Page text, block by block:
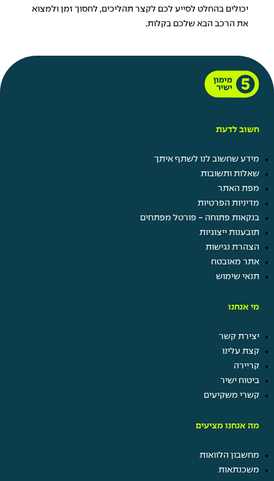
יכולים בהחלט לסייע לכם לקצר תהליכים, לחסוך זמן ולמצוא
את הרכב הבא שלכם בקלות.
חשוב לדעת
מידע שחשוב לנו לשתף איתך
שאלות ותשובות
מפת האתר
מדיניות הפרטיות
בנקאות פתוחה - פורטל מפתחים
תובענות ייצוגיות
הצהרת נגישות
אתר מאובטח
תנאי שימוש
מי אנחנו
יצירת קשר
קצת עלינו
קריירה
ביטוח ישיר
קשרי משקיעים
מה אנחנו מציעים
מחשבון הלוואות
משכנתאות